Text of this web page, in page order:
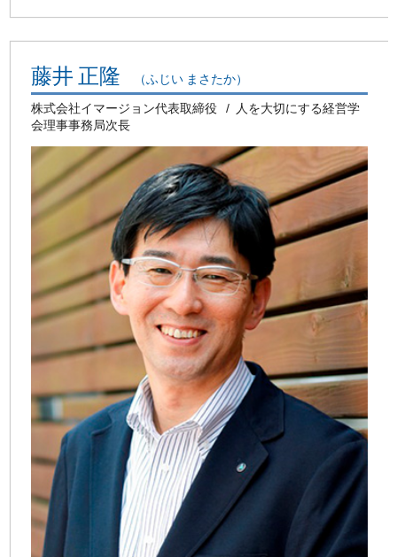
藤井 正隆 （ふじい まさたか）
株式会社イマージョン代表取締役
人を大切にする経営学
会理事事務局次長